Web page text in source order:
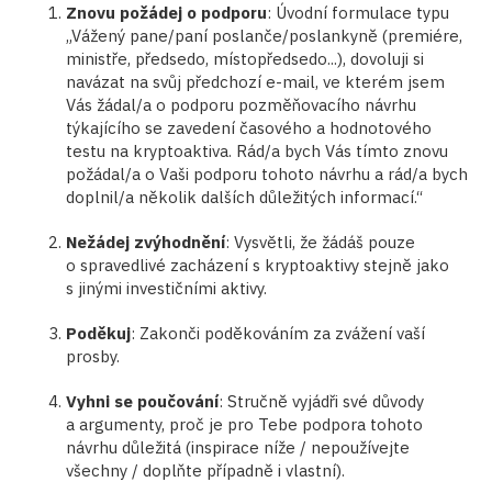
Znovu požádej o podporu: Úvodní formulace typu
„Vážený pane/paní poslanče/poslankyně (premiére,
ministře, předsedo, místopředsedo...), dovoluji si
navázat na svůj předchozí e-mail, ve kterém jsem
Vás žádal/a o podporu pozměňovacího návrhu
týkajícího se zavedení časového a hodnotového
testu na kryptoaktiva. Rád/a bych Vás tímto znovu
požádal/a o Vaši podporu tohoto návrhu a rád/a bych
doplnil/a několik dalších důležitých informací.“
Nežádej zvýhodnění: Vysvětli, že žádáš pouze
o spravedlivé zacházení s kryptoaktivy stejně jako
s jinými investičními aktivy.
Poděkuj: Zakonči poděkováním za zvážení vaší
prosby.
Vyhni se poučování: Stručně vyjádři své důvody
a argumenty, proč je pro Tebe podpora tohoto
návrhu důležitá (inspirace níže / nepoužívejte
všechny / doplňte případně i vlastní).